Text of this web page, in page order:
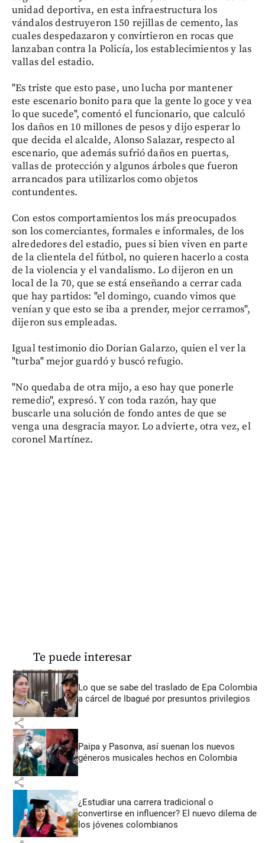
unidad deportiva, en esta infraestructura los
vándalos destruyeron 150 rejillas de cemento, las
cuales despedazaron y convirtieron en rocas que
lanzaban contra la Policía, los establecimientos y las
vallas del estadio.
"Es triste que esto pase, uno lucha por mantener
este escenario bonito para que la gente lo goce y vea
lo que sucede", comentó el funcionario, que calculó
los daños en 10 millones de pesos y dijo esperar lo
que decida el alcalde, Alonso Salazar, respecto al
escenario, que además sufrió daños en puertas,
vallas de protección y algunos árboles que fueron
arrancados para utilizarlos como objetos
contundentes.
Con estos comportamientos los más preocupados
son los comerciantes, formales e informales, de los
alrededores del estadio, pues si bien viven en parte
de la clientela del fútbol, no quieren hacerlo a costa
de la violencia y el vandalismo. Lo dijeron en un
local de la 70, que se está enseñando a cerrar cada
que hay partidos: "el domingo, cuando vimos que
venían y que esto se iba a prender, mejor cerramos",
dijeron sus empleadas.
Igual testimonio dio Dorian Galarzo, quien el ver la
"turba" mejor guardó y buscó refugio.
"No quedaba de otra mijo, a eso hay que ponerle
remedio", expresó. Y con toda razón, hay que
buscarle una solución de fondo antes de que se
venga una desgracia mayor. Lo advierte, otra vez, el
coronel Martínez.
Te puede interesar
Lo que se sabe del traslado de Epa Colombia
a cárcel de Ibagué por presuntos privilegios
share
Paipa y Pasonva, así suenan los nuevos
géneros musicales hechos en Colombia
share
¿Estudiar una carrera tradicional o
convertirse en influencer? El nuevo dilema de
los jóvenes colombianos